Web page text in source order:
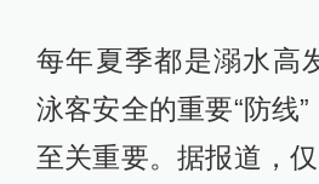
每年夏季都是溺水高
泳客安全的重要“防线
至关重要。据报道，